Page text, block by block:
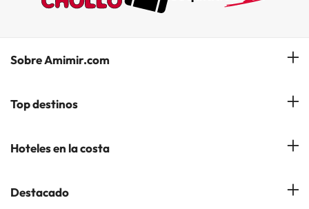
Sobre Amimir.com
¿Quiénes somos?
Gestionar mi reserva
Top destinos
Hoteles en Salou
Hoteles en Andorra la Vella
Hoteles en la costa
Hoteles en la Costa Azahar
Destacado